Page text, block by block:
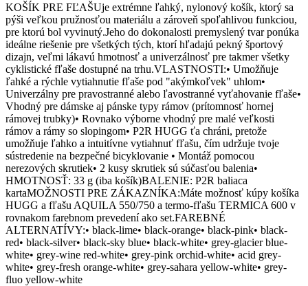
KOŠÍK PRE FĽAŠUje extrémne ľahký, nylonový košík, ktorý sa
pýši veľkou pružnosťou materiálu a zároveň spoľahlivou funkciou,
pre ktorú bol vyvinutý.Jeho do dokonalosti premyslený tvar ponúka
ideálne riešenie pre všetkých tých, ktorí hľadajú pekný športový
dizajn, veľmi lákavú hmotnosť a univerzálnosť pre takmer všetky
cyklistické fľaše dostupné na trhu.VLASTNOSTI:• Umožňuje
ľahké a rýchle vytiahnutie fľaše pod "akýmkoľvek" uhlom•
Univerzálny pre pravostranné alebo ľavostranné vyťahovanie fľaše•
Vhodný pre dámske aj pánske typy rámov (prítomnosť hornej
rámovej trubky)• Rovnako výborne vhodný pre malé veľkosti
rámov a rámy so slopingom• P2R HUGG ťa chráni, pretože
umožňuje ľahko a intuitívne vytiahnuť fľašu, čím udržuje tvoje
sústredenie na bezpečné bicyklovanie • Montáž pomocou
nerezových skrutiek• 2 kusy skrutiek sú súčasťou balenia•
HMOTNOSŤ: 33 g (iba košík)BALENIE: P2R baliaca
kartaMOŽNOSTI PRE ZÁKAZNÍKA:Máte možnosť kúpy košíka
HUGG a fľašu AQUILA 550/750 a termo-fľašu TERMICA 600 v
rovnakom farebnom prevedení ako set.FAREBNÉ
ALTERNATÍVY:• black-lime• black-orange• black-pink• black-
red• black-silver• black-sky blue• black-white• grey-glacier blue-
white• grey-wine red-white• grey-pink orchid-white• acid grey-
white• grey-fresh orange-white• grey-sahara yellow-white• grey-
fluo yellow-white